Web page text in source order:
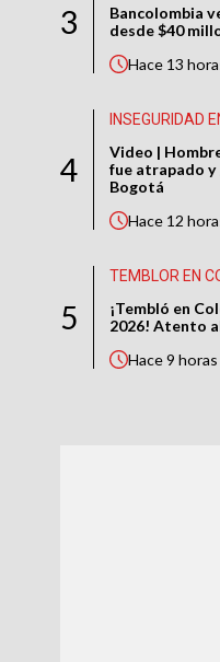
3
Bancolombia
desde $40
Hace 13
4
INSEGURIDAD
Video |
fue atrapado y
Bogotá
Hace 12
5
TEMBLOR EN
¡Tembló en
2026! Atento
Hace9 horas